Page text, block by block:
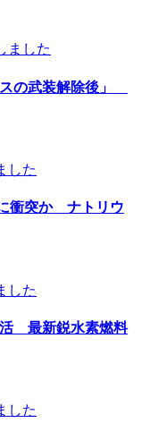
ました
の武装解除後」
した
衝突か ナトリウ
した
活 最新鋭水素燃料
した